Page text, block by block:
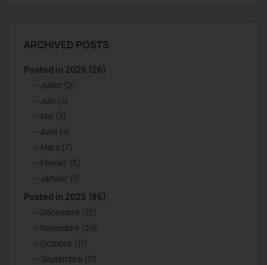
ARCHIVED POSTS
Posted in 2026 (26)
Juillet (2)
Juin (4)
Mai (3)
Avril (4)
Mars (7)
Février (5)
Janvier (1)
Posted in 2025 (86)
Décembre (15)
Novembre (29)
Octobre (17)
Septembre (11)